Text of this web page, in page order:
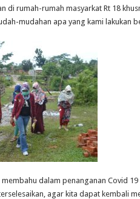
di rumah-rumah masyarkat Rt 18
mudahan apa yang kami lakukan
dalam penanganan Covid
agar kita dapat kembali